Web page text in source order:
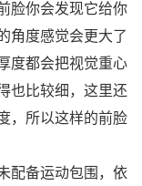
脸你会发现它给你
角度感觉会更大了
度都会把视觉重心
也比较细，这里还
，所以这样的前脸
配备运动包围，依